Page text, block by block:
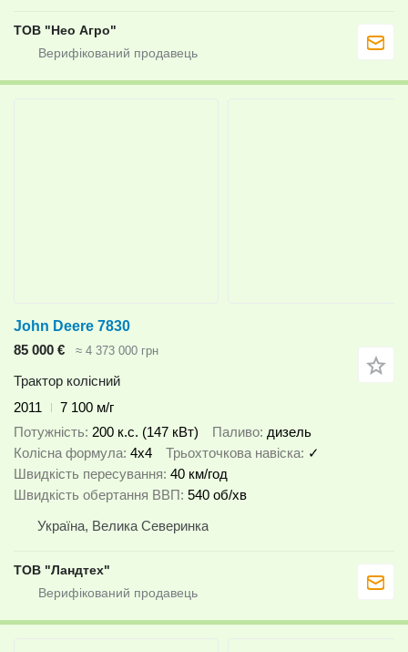
ТОВ "Нео Агро"
John Deere 7830
85 000 €
≈ 4 373 000 грн
Трактор колісний
2011
7 100 м/г
Потужність 200 к.с. (147 кВт) Паливо дизель
Колісна формула 4x4 Трьохточкова навіска ✓
Швидкість пересування 40 км/год
Швидкість обертання ВВП 540 об/хв
Україна, Велика Северинка
ТОВ "Ландтех"